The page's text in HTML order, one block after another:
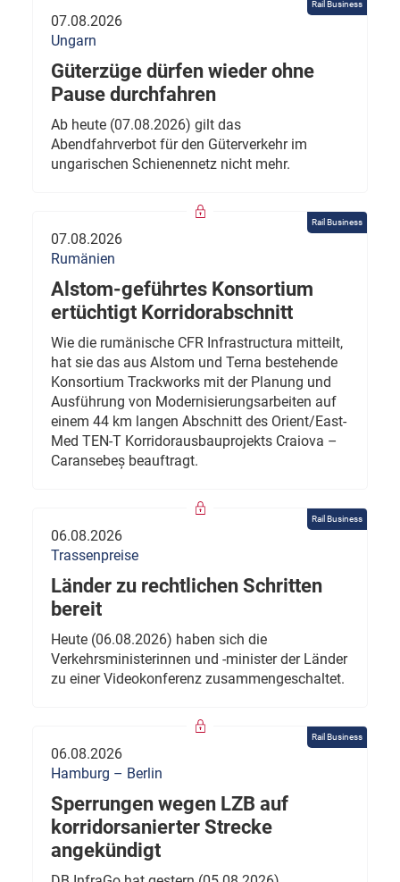
Rail Business
07.08.2026
Ungarn
Güterzüge dürfen wieder ohne
Pause durchfahren
Ab heute (07.08.2026) gilt das
Abendfahrverbot für den Güterverkehr im
ungarischen Schienennetz nicht mehr.
Rail Business
07.08.2026
Rumänien
Alstom-geführtes Konsortium
ertüchtigt Korridorabschnitt
Wie die rumänische CFR Infrastructura mitteilt,
hat sie das aus Alstom und Terna bestehende
Konsortium Trackworks mit der Planung und
Ausführung von Modernisierungsarbeiten auf
einem 44 km langen Abschnitt des Orient/East-
Med TEN-T Korridorausbauprojekts Craiova –
Caransebeș beauftragt.
Rail Business
06.08.2026
Trassenpreise
Länder zu rechtlichen Schritten
bereit
Heute (06.08.2026) haben sich die
Verkehrsministerinnen und -minister der Länder
zu einer Videokonferenz zusammengeschaltet.
Rail Business
06.08.2026
Hamburg – Berlin
Sperrungen wegen LZB auf
korridorsanierter Strecke
angekündigt